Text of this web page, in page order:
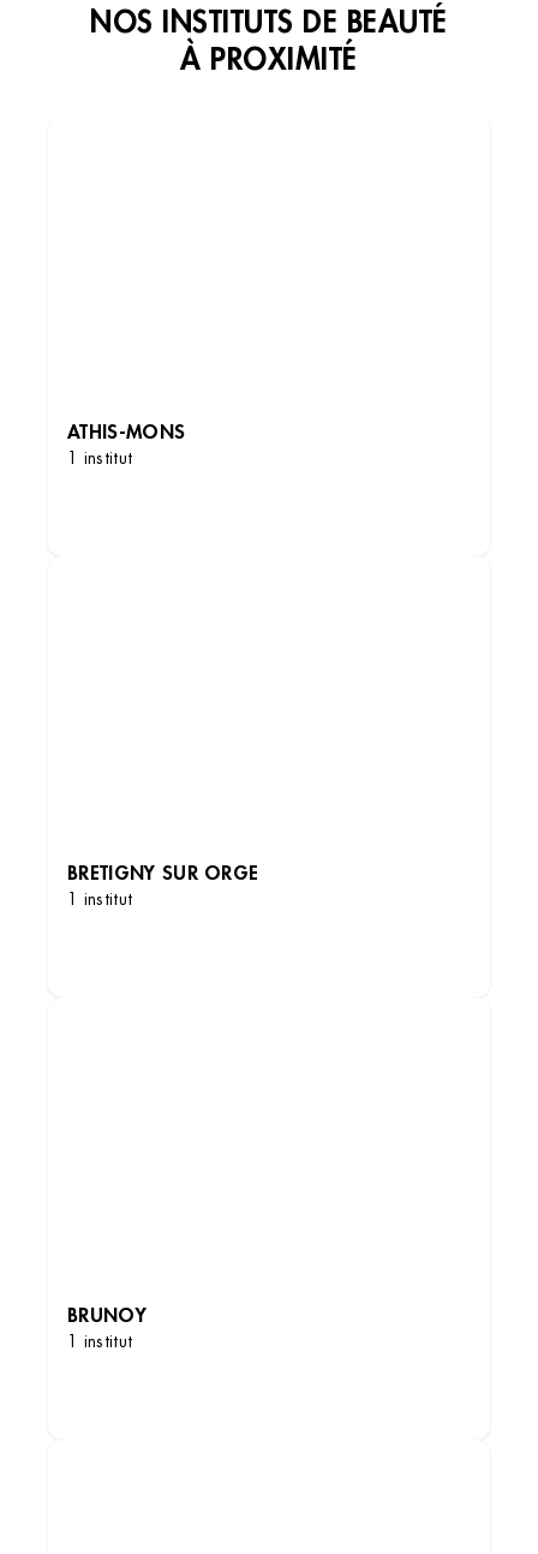
NOS INSTITUTS DE BEAUTÉ
À PROXIMITÉ
ATHIS-MONS
1 institut
BRETIGNY SUR ORGE
1 institut
BRUNOY
1 institut